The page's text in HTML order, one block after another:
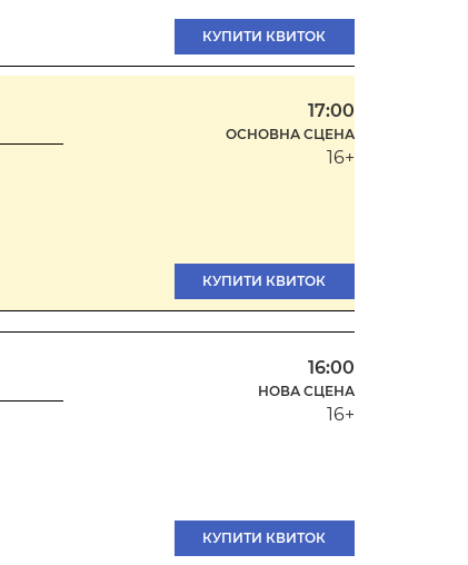
КУПИТИ КВИТОК
17:00
ОСНОВНА СЦЕНА
16+
КУПИТИ КВИТОК
16:00
НОВА СЦЕНА
16+
КУПИТИ КВИТОК